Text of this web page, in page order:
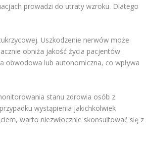
prowadzi do utraty wzroku. Dlatego
Uszkodzenie nerwów może
obniża jakość życia pacjentów.
obwodowa lub autonomiczna, co wpływa
stanu zdrowia osób z
wystąpienia jakichkolwiek
warto niezwłocznie skonsultować się z